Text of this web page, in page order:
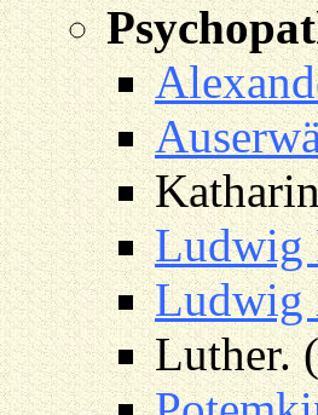
Ludwig
Ludwig
Luther.